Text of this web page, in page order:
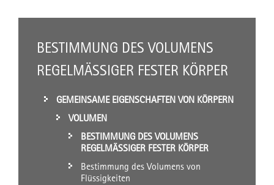
BESTIMMUNG DES VOLUMENS
REGELMÄSSIGER FESTER KÖRPER
GEMEINSAME EIGENSCHAFTEN VON KÖRPERN
VOLUMEN
BESTIMMUNG DES VOLUMENS
REGELMÄSSIGER FESTER KÖRPER
Bestimmung des Volumens von
Flüssigkeiten